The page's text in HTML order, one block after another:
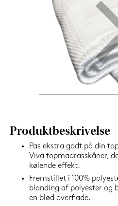
1.199,-
Produktbeskrivelse
Pas ekstra godt på din
Viva topmadrasskåner,
kølende effekt.
Fremstillet i 100%
blanding af polyester og
en blød overflade.